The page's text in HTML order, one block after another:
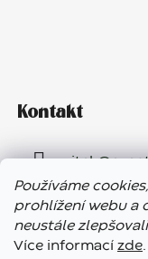
Používáme
prohlížení webu a
neustále
Více informací zde.
Kontakt
vitek@
+420 602